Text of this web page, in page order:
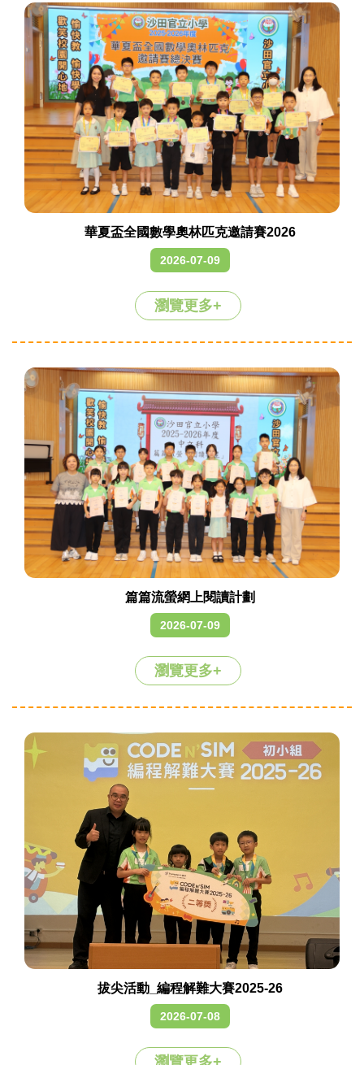
華夏盃全國數學奧林匹克邀請賽2026
2026-07-09
瀏覽更多+
篇篇流螢網上閱讀計劃
2026-07-09
瀏覽更多+
拔尖活動_編程解難大賽2025-26
2026-07-08
瀏覽更多+